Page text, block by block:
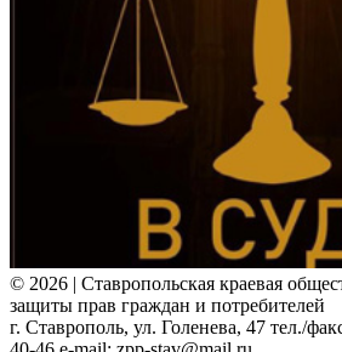
© 2026 | Ставропольская краевая
защиты прав граждан и потребителей
г. Ставрополь, ул. Голенева, 47 тел./